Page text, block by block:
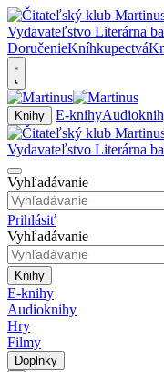
DoručenieKníhkupectvá
Knihy E-knihy
Vyhľadávanie
Prihlásiť
Vyhľadávanie
Knihy
E-knihy
Audioknihy
Hry
Filmy
Doplnky